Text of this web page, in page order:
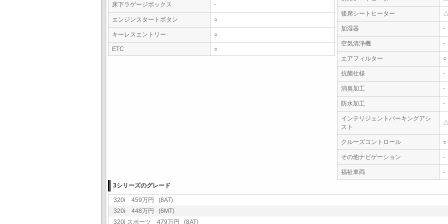
床下ラゲージボックス -
エンジンスタートボタン ○
キーレスエントリー ○
ETC ○
後席シートヒーター
加湿器 -
空気清浄機 -
エアフィルター ○
抗菌仕様 -
消臭加工 -
防水加工 -
インテリジェントパーキングアシ
スト
クルーズコントロール ○
その他ナビゲーション -
福祉車両
-
3シリーズのグレード
320i 459万円 (8AT)
320i 448万円 (6MT)
320i スポーツ 479万円 (8AT)